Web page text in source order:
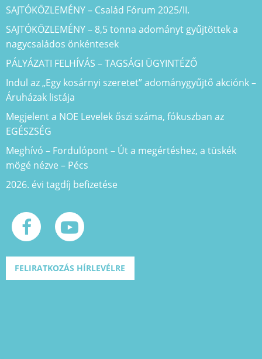
SAJTÓKÖZLEMÉNY – Család Fórum 2025/II.
SAJTÓKÖZLEMÉNY – 8,5 tonna adományt gyűjtöttek a
nagycsaládos önkéntesek
PÁLYÁZATI FELHÍVÁS – TAGSÁGI ÜGYINTÉZŐ
Indul az „Egy kosárnyi szeretet” adománygyűjtő akciónk –
Áruházak listája
Megjelent a NOE Levelek őszi száma, fókuszban az
EGÉSZSÉG
Meghívó – Fordulópont – Út a megértéshez, a tüskék
mögé nézve – Pécs
2026. évi tagdíj befizetése
FELIRATKOZÁS HÍRLEVÉLRE